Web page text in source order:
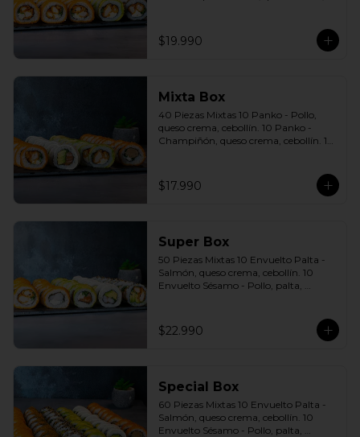
a elección soya o agridulce Bless + 3
palitos
$19.990
Mixta Box
40 Piezas Mixtas 10 Panko - Pollo,
queso crema, cebollín. 10 Panko -
Champiñón, queso crema, cebollín. 10
palta, cebollín. Incluye: 2 Salsa soya 2
Salsa agridulce Bless 3 palitos
$17.990
Super Box
50 Piezas Mixtas 10 Envuelto Palta -
Salmón, queso crema, cebollín. 10
Envuelto Sésamo - Pollo, palta,
Pollo, queso crema, cebollín. 10 Panko
- Camarón, queso crema, cebollín
$22.990
Special Box
60 Piezas Mixtas 10 Envuelto Palta -
Salmón, queso crema, cebollín. 10
Envuelto Sésamo - Pollo, palta,